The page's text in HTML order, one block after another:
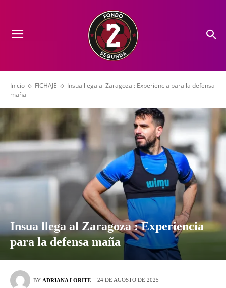
Inicio FICHAJE
Insua llega al Zaragoza : Experiencia para la defensa
maña
Insua llega al Zaragoza : Experiencia
para la defensa maña
BY ADRIANA LORITE 24 DE AGOSTO DE 2025